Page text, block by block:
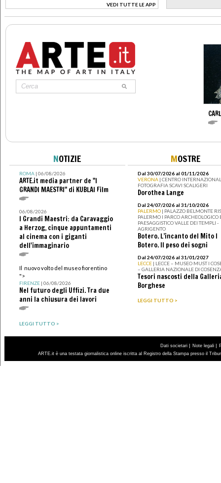
VEDI TUTTE LE APP
>
NOTIZIE
ROMA| 06/08/2026
ARTE.it media partner de "I
GRANDI MAESTRI" di KUBLAI Film
06/08/2026
I Grandi Maestri: da Caravaggio
a Herzog, cinque appuntamenti
al cinema con i giganti
dell'immaginario
Il nuovo volto del museo fiorentino
">
FIRENZE| 06/08/2026
Nel futuro degli Uffizi. Tra due
anni la chiusura dei lavori
LEGGI TUTTO >
MOSTRE
Dal 30/07/2026 al 01/11/2026
VERONA | CENTRO
FOTOGRAFIA SCAVI SCALIGERI
Dorothea Lange
Dal 24/07/2026 al 31/10/2026
PALERMO | PALAZZO BELMONTE
PALERMO I PARCO ARCHEOLOGICO
PAESAGGISTICO VALLE DEI TEMPLI -
AGRIGENTO
Botero. L’incanto del Mito I
Botero. Il peso dei sogni
Dal 24/07/2026 al 31/01/2027
LECCE | LECCE – MUSEO MUST I
– GALLERIA NAZIONALE DI
Tesori nascosti della
Borghese
LEGGI TUTTO >
Dati societari | Note legali |
ARTE.it è una testata giornalistica online iscritta al Registro della Stampa presso il